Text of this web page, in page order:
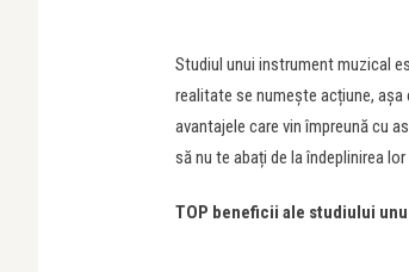
Studiul unui instrument muzical
realitate se numește acțiune,
avantajele care vin împreună cu
să nu te abați de la îndeplinirea
TOP beneficii ale studiului